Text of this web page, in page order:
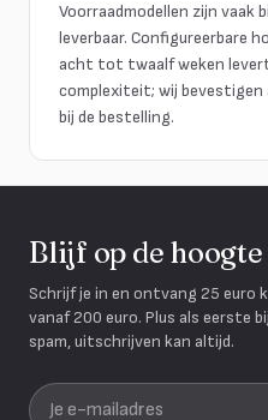
Voorraadmodellen zijn vaak
leverbaar. Configureerbare
acht tot twaalf weken
complexiteit; wij bevestigen
bij de bestelling.
Blijf op de hoogte
Schrijf je in en ontvang 25 euro
vanaf 200 euro. Plus als eerste
spam, uitschrijven kan altijd.
Je e-mailadres